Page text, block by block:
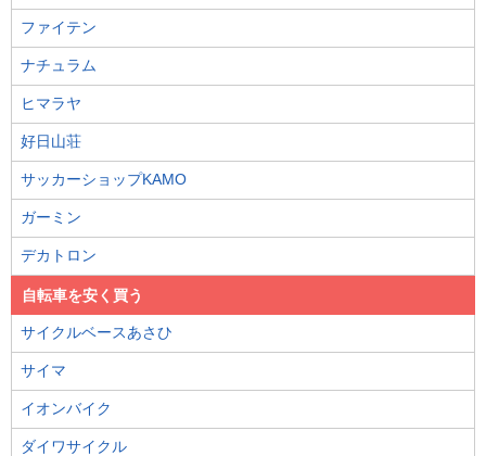
ファイテン
ナチュラム
ヒマラヤ
好日山荘
サッカーショップKAMO
ガーミン
デカトロン
自転車を安く買う
サイクルベースあさひ
サイマ
イオンバイク
ダイワサイクル